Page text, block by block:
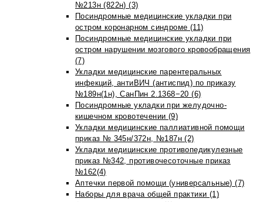
№213н (822н) (3)
Посиндромные медицинские укладки при
остром коронарном синдроме (11)
Посиндромные медицинские укладки при
остром нарушении мозгового кровообращения
(7)
Укладки медицинские парентеральных
инфекций, антиВИЧ (антиспид) по приказу
№189н(1н), СанПин 2.1368−20 (6)
Посиндромные укладки при желудочно-
кишечном кровотечении (9)
Укладки медицинские паллиативной помощи
приказ № 345н/372н, №187н (2)
Укладки медицинские противопедикулезные
приказ №342, противочесоточные приказ
№162(4)
Аптечки первой помощи (универсальные) (7)
Наборы для врача общей практики (1)